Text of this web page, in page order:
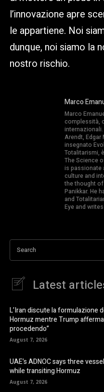
l’innovazione apre
le appartiene. Noi
dunque, noi siamo la
nostro rischio.
Marco
Marco
complessità,
Arendt, Edgar
insegnato
Totalitarismi,
The Science
is passionate
culture and
the thought of
Panikkar. He
and
Eye and
Search
Latest
L’Iran discute la formulazione
Hormuz mentre Trump
procedendo”
August 7, 2026
UAE’s ADNOC says three
while transiting Hormuz
August 7, 2026